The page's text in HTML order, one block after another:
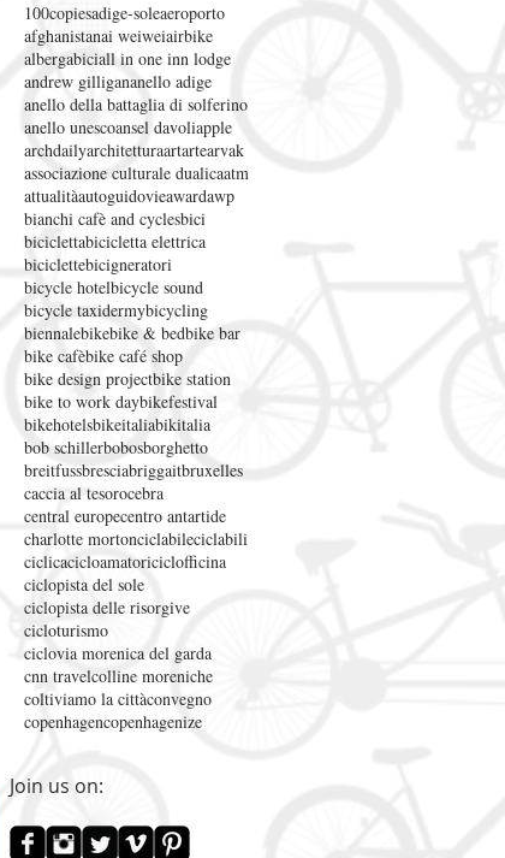
100copiesadige-soleaeroporto
afghanistanai weiweiairbike
albergabiciall in one inn lodge
andrew gilligananello adige
anello della battaglia di solferino
anello unescoansel davoliapple
archdailyarchitetturaartartearvak
associazione culturale dualicaatm
attualitàautoguidovieawardawp
bianchi cafè and cyclesbici
biciclettabicicletta elettrica
biciclettebicigneratori
bicycle hotelbicycle sound
bicycle taxidermybicycling
biennalebikebike & bedbike bar
bike cafèbike café shop
bike design projectbike station
bike to work daybikefestival
bikehotelsbikeitaliabikitalia
bob schillerbobosborghetto
breitfussbresciabriggaitbruxelles
caccia al tesorocebra
central europecentro antartide
charlotte mortonciclabileciclabili
ciclicacicloamatoriciclofficina
ciclopista del sole
ciclopista delle risorgive
cicloturismo
ciclovia morenica del garda
cnn travelcolline moreniche
coltiviamo la cittàconvegno
copenhagencopenhagenize
Join us on: